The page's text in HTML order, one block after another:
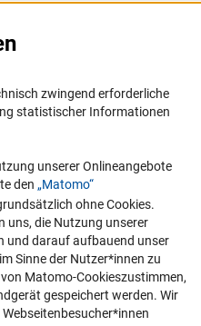
mit Behinderungen
zwingend erforderliche
statistischer Informationen
unserer Onlineangebote
den „Matomo“
ohne Cookies.
uns, die Nutzung unserer
und darauf aufbauend unser
Sinne der Nutzer*innen zu
Matomo-Cookieszustimmen,
gespeichert werden. Wir